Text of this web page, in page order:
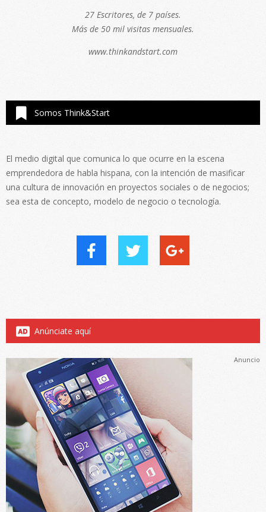
27 Escritores, de 7 países.
Más de 50 mil visitas mensuales.
www.thinkandstart.com
Somos Think&Start
El medio digital que comunica lo que ocurre en la escena
emprendedora de habla hispana, con la intención de masificar
una cultura de innovación en proyectos sociales o de negocios;
sea esta de concepto, modelo de negocio o tecnología.
Anúnciate aquí
Anuncio